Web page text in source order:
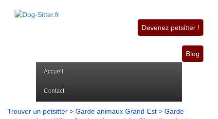
Devenez petsitter !
Blog
Accueil
Contact
Trouver un petsitter > Garde animaux Grand-Est > Garde